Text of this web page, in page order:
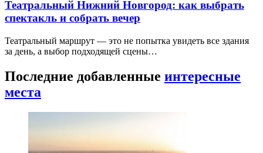
Театральный Нижний Новгород: как выбрать
спектакль и собрать вечер
Театральный маршрут — это не попытка увидеть все здания
за день, а выбор подходящей сцены…
Последние добавленные интересные
места